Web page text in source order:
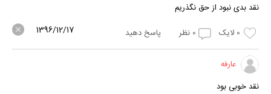
نقد بدی نبود از حق نگذریم
0 لایک 0 نظر پاسخ دهید 1396/12/17
عارفه
نقد خوبی بود